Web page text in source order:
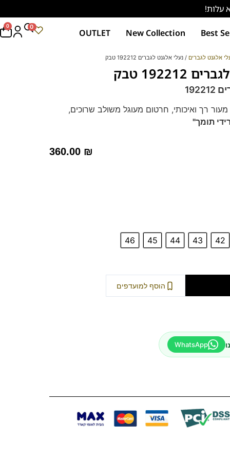
Best
New Collection
OUTLET
0 0
אלגנט לגברים / נעלי אלגנט לגברים 192212 טבק
טבק
רך ואיכותי, חרטום מעוגל משולב שרוכים,
תומך"
360.00 ₪
42
43
44
45
46
הוסף למועדפים
WhatsApp